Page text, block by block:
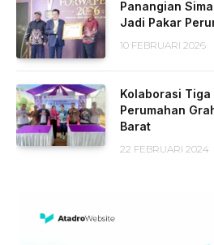
Panangian
Jadi Pakar
10 FEBRUARI 2026
Kolaborasi Tiga
Perumahan
Barat
22 FEBRUARI 2024